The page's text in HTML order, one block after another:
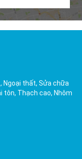
Ngoại thất, Sửa chữa
tôn, Thạch cao, Nhôm